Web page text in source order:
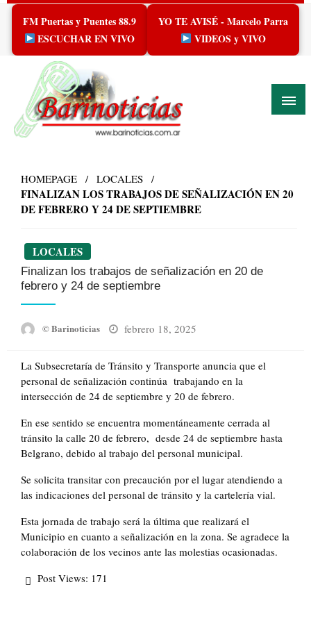
Skip
content
FM Puertas y Puentes 88.9
ESCUCHAR EN VIVO
YO TE AVISÉ - Marcelo Parra
VIDEOS y VIVO
HOMEPAGE LOCALES
FINALIZAN LOS TRABAJOS DE SEÑALIZACIÓN EN 20
DE FEBRERO Y 24 DE SEPTIEMBRE
LOCALES
Finalizan los trabajos de señalización en 20 de
febrero y 24 de septiembre
© Barinoticias
Posted
febrero 18, 2025
La Subsecretaría de Tránsito y Transporte anuncia que el
personal de señalización continúa trabajando en la
intersección de 24 de septiembre y 20 de febrero.
En ese sentido se encuentra momentáneamente cerrada al
tránsito la calle 20 de febrero, desde 24 de septiembre hasta
Belgrano, debido al trabajo del personal municipal.
Se solicita transitar con precaución por el lugar atendiendo a
las indicaciones del personal de tránsito y la cartelería vial.
Esta jornada de trabajo será la última que realizará el
Municipio en cuanto a señalización en la zona. Se agradece la
colaboración de los vecinos ante las molestias ocasionadas.
Post Views: 171